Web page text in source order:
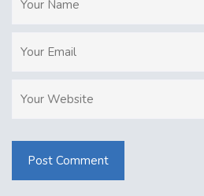
Post Comment